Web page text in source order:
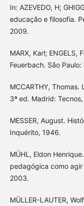
In: AZEVEDO, H;
educação e filosofia.
2009.
MARX, Karl; ENGELS,
Feuerbach. São
MCCARTHY,
3ª ed. Madrid:
MESSER, August.
Inquérito, 1946.
MÜHL, Eldon
pedagógica como agir
2003.
MÜLLER-LAUTER,